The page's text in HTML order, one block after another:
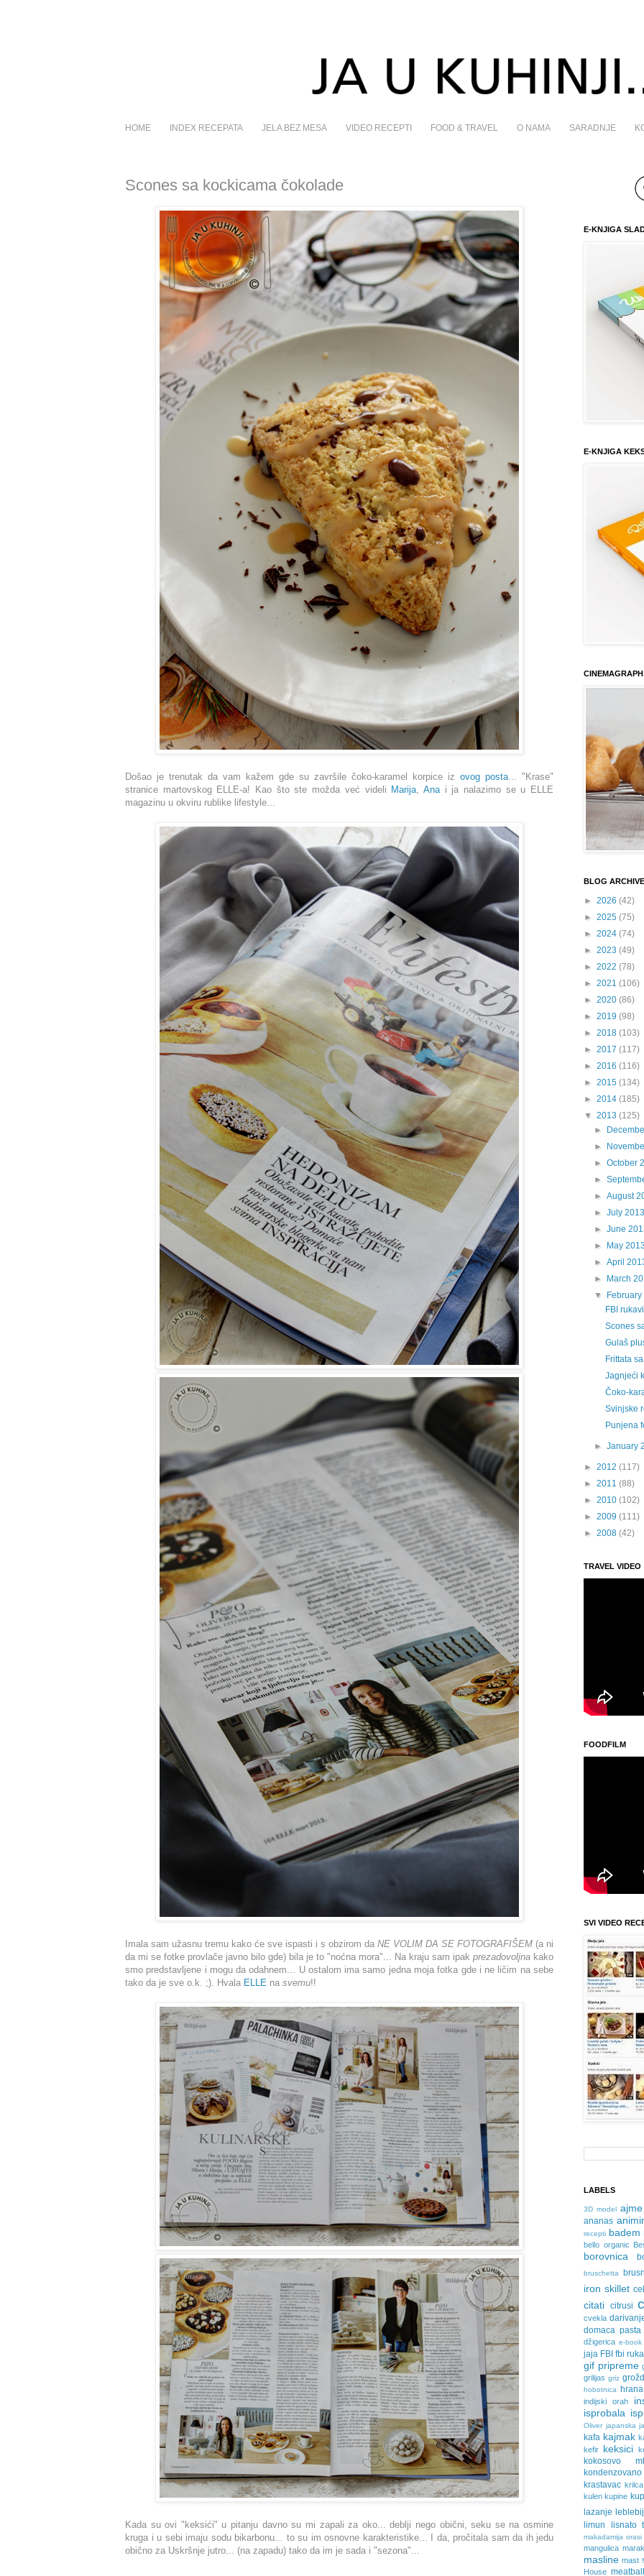
HOME INDEX RECEPATA JELA BEZ MESA VIDEO RECEPTI FOOD & TRAVEL O NAMA SARADNJE
Scones sa kockicama čokolade
Došao je trenutak da vam kažem gde su završile čoko-karamel korpice iz ovog posta... "Krase"
stranice martovskog ELLE-a! Kao što ste možda već videli Marija, Anai ja nalazimo se u ELLE
magazinu u okviru rublike lifestyle...
Imala sam užasnu tremu kako će sve ispasti i s obzirom da NE VOLIM DA SE FOTOGRAFIŠEM (a ni
da mi se fotke provlače javno bilo gde) bila je to "noćna mora"... Na kraju sam ipak prezadovoljna kako
smo predstavljene i mogu da odahnem... U ostalom ima samo jedna moja fotka gde i ne ličim na sebe
tako da je sve o.k. ;). Hvala ELLE na svemu!!
Kada su ovi "keksići" u pitanju davno su mi zapali za oko... deblji nego obični, seku se na osmine
kruga i u sebi imaju sodu bikarbonu... to su im osnovne karakteristike... I da, pročitala sam da ih jedu
obično za Uskršnje jutro... (na zapadu) tako da im je sada i "sezona"...
E-KNJIGA
E-KNJIGA
CINEMAGRAPH
BLOG ARCHIVE
► 2026 (42)
► 2025 (75)
► 2024 (74)
► 2023 (49)
► 2022 (78)
► 2021 (106)
► 2020 (86)
► 2019 (98)
► 2018 (103)
► 2017 (117)
► 2016 (116)
► 2015 (134)
► 2014 (185)
▼ 2013 (125)
►
►
►October
►
►August
►July
►June
►
May
►April
►
March
▼
FBI
Scones
Gulaš
Frittata
Jagnjeći
Čoko-
Svinjske
Punjena
►January
► 2012 (117)
► 2011 (88)
► 2010 (102)
► 2009 (111)
► 2008 (42)
TRAVEL VIDEO
FOODFILM
SVI VIDEO
LABELS
3D model
ananas
recepti badem
bello organic
borovnica
bruschetta
iron skillet
citati citrusi
cvekla
domaca pasta
džigerica e-book
jaja FBI fbi
gif pripreme
grilijas griz
hobotnica
indijski orah
isprobala
Oliver japanska
kafa kajmak
kefir keksici
kokosovo
krastavac krilca
kulen kupine
lazanje
limun
lisnato
makadamija orasi
mangulica
masline mast
House